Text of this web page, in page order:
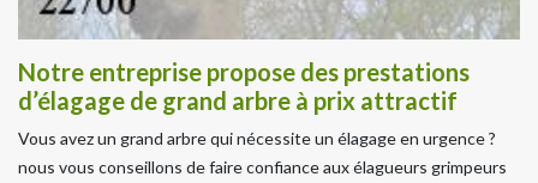
Notre entreprise propose des prestations
d’élagage de grand arbre à prix attractif
Vous avez un grand arbre qui nécessite un élagage en urgence ?
nous vous conseillons de faire confiance aux élagueurs grimpeurs